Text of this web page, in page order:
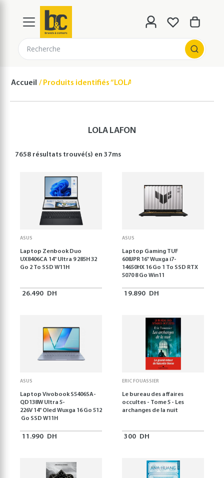
Recherche
Accueil Produits identifiés “LOLA LAFON”
LOLA LAFON
7658 résultats trouvé(s) en37ms
ASUS
Laptop Zenbook Duo
UX8406CA 14'' Ultra 9 285H 32
Go 2 To SSD W11H
26.490 DH
ASUS
Laptop Gaming TUF
608JPR 16'' Wuxga i7-
14650HX 16 Go 1 To SSD RTX
5070 8 Go Win11
19.890 DH
ASUS
Laptop Vivobook S5406SA-
QD138W Ultra 5-
226V 14" Oled Wuxga 16 Go 512
Go SSD W11H
11.990 DH
ERIC FOUASSIER
Le bureau des affaires
occultes - Tome 5 - Les
archanges de la nuit
300 DH